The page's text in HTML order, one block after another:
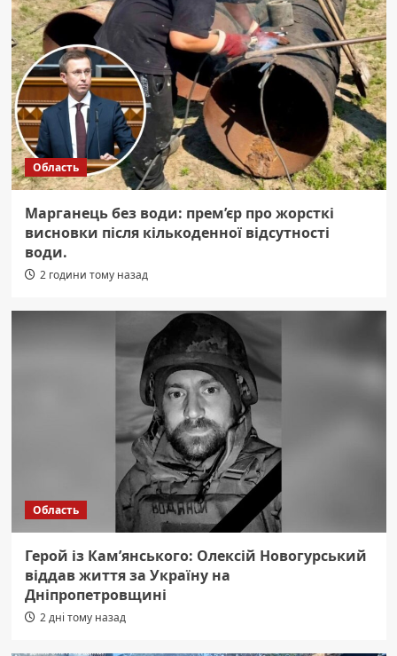
Область
Марганець без води: прем’єр про жорсткі
висновки після кількоденної відсутності
води.
2 години тому назад
Область
Герой із Кам’янського: Олексій Новогурський
віддав життя за Україну на
Дніпропетровщині
2 дні тому назад